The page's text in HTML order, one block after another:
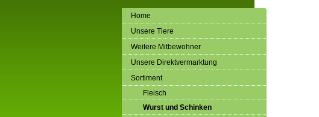
Home
Unsere Tiere
Weitere Mitbewohner
Unsere Direktvermarktung
Sortiment
Fleisch
Wurst und Schinken